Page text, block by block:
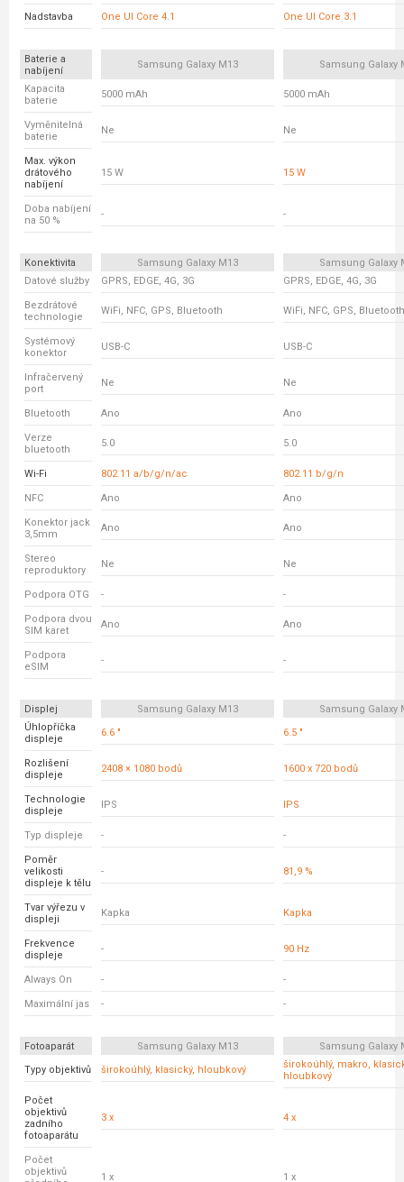
Nadstavba One UI Core 4.1 One UI Core 3.1
Baterie a
nabíjení
Samsung Galaxy M13 Samsung Galaxy
Kapacita
baterie
5000 mAh 5000 mAh
Vyměnitelná
baterie
Ne Ne
Max. výkon
drátového
nabíjení
15 W 15 W
Doba nabíjení
na 50 %
- -
Konektivita Samsung Galaxy M13
Samsung Galaxy
Datové služby
GPRS, EDGE, 4G, 3G GPRS, EDGE, 4G, 3G
Bezdrátové
technologie
WiFi, NFC, GPS, Bluetooth WiFi, NFC, GPS, Bluetooth
Systémový
konektor
USB-C USB-C
Infračervený
port
Ne Ne
Bluetooth Ano Ano
Verze
bluetooth
5.0 5.0
Wi-Fi 802.11 a/b/g/n/ac 802.11 b/g/n
NFC Ano Ano
Konektor jack
3,5mm
Ano Ano
Stereo
reproduktory
Ne Ne
Podpora OTG - -
Podpora dvou
SIM karet
Ano Ano
Podpora
eSIM
- -
Displej Samsung Galaxy M13
Samsung Galaxy
Úhlopříčka
displeje
6.6 " 6.5 "
Rozlišení
displeje
2408 × 1080 bodů 1600 x 720 bodů
Technologie
displeje
IPS IPS
Typ displeje - -
Poměr
velikosti
displeje k tělu
- 81,9 %
Tvar výřezu v
displeji
Kapka Kapka
Frekvence
displeje
- 90 Hz
Always On - -
Maximální jas - -
Fotoaparát Samsung Galaxy M13
Samsung Galaxy
Typy objektivů
širokoúhlý, klasický, hloubkový
širokoúhlý, makro,
hloubkový
Počet
objektivů
zadního
fotoaparátu
3 x 4 x
Počet
objektivů
1 x 1 x